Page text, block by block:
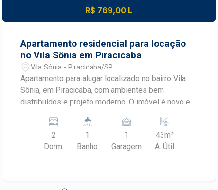
R$ 769,00 L
Apartamento residencial para locação
no Vila Sônia em Piracicaba
Vila Sônia - Piracicaba/SP
Apartamento para alugar localizado no bairro Vila
Sônia, em Piracicaba, com ambientes bem
distribuídos e projeto moderno. O imóvel é novo e
excelente oportunidade para quem busca conforto,
funcionalidade e fácil acesso às principais regiões
de Piracicaba. CARACTERÍSTICAS DO IMÓVEL -
2
Dorm.
1
Banho
1
Garagem
43m²
A. Útil